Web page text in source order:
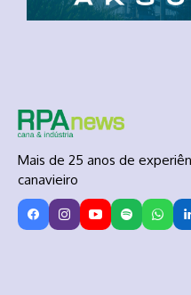
Mais de 25 anos de
canavieiro